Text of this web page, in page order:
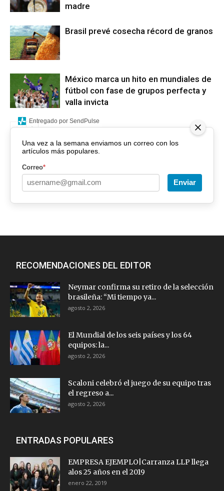
madre
Brasil prevé cosecha récord de granos
México marca un hito en mundiales de
fútbol con fase de grupos perfecta y
valla invicta
Una vez a la semana enviamos un correo con los
artículos más populares.
Correo*
Enviar
Entregado por SendPulse
RECOMENDACIONES DEL EDITOR
Neymar confirma su retiro de la selección
brasileña: “Mi tiempo ya...
agosto 2, 2026
El Mundial de los seis países y los 64
equipos: la...
agosto 2, 2026
Scaloni celebró el juego de su equipo tras
el regreso a...
agosto 2, 2026
ENTRADAS POPULARES
EMPRESA EJEMPLO|Carranza LLP llega
alos 25 años en el 2019
enero 22, 2019